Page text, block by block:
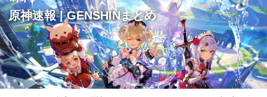
原神速報 | GENSHINまとめ